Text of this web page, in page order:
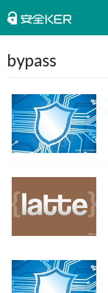
首页
安全资讯
招聘信息
安全活动
bypass